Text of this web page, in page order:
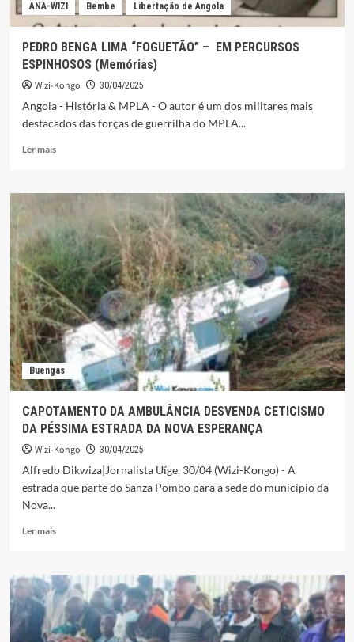
ANA-WIZI Bembe Libertação de Angola
PEDRO BENGA LIMA “FOGUETÃO” – EM PERCURSOS
ESPINHOSOS (Memórias)
Wizi-Kongo 30/04/2025
Angola - História & MPLA - O autor é um dos militares mais
destacados das forças de guerrilha do MPLA...
Ler maisLeia
PEDRO
BENGA
“FOGUETÃO”
EM
PERCURSOS
ESPINHOSOS
(Memórias)
Buengas
CAPOTAMENTO DA AMBULÂNCIA DESVENDA CETICISMO
DA PÉSSIMA ESTRADA DA NOVA ESPERANÇA
Wizi-Kongo 30/04/2025
Alfredo Dikwiza|Jornalista Uíge, 30/04 (Wizi-Kongo) - A
estrada que parte do Sanza Pombo para a sede do município da
Nova...
Ler maisLeia
CAPOTAMENTO
DA
AMBULÂNCIA
DESVENDA
CETICISMO